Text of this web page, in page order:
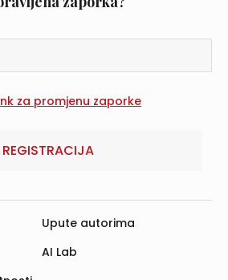
REGISTRACIJA
Upute autorima
AI Lab